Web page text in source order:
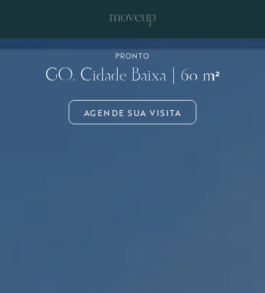
PRONTO
GO. Cidade Baixa | 60 m²
AGENDE SUA VISITA